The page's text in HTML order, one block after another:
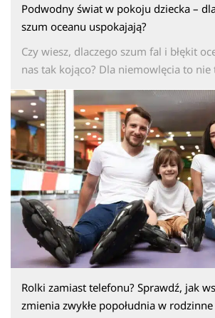
Podwodny świat w pokoju dziecka –
szum oceanu uspokajają?
Czy wiesz, dlaczego szum fal i błękit
nas tak kojąco? Dla niemowlęcia to nie
Rolki zamiast telefonu? Sprawdź, jak
zmienia zwykłe popołudnia w rodzinne